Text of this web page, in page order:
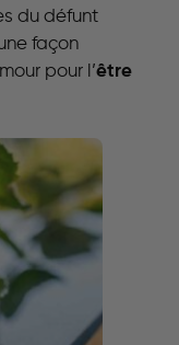
du défunt
façon
pour l’être